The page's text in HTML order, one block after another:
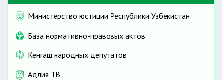
Министерство юстиции Республики Узбекистан
База нормативно-правовых актов
Кенгаш народных депутатов
Адлия ТВ